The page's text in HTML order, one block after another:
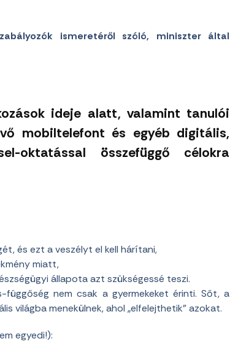
ismeretéről szóló, miniszter által
ideje alatt, valamint tanulói
mobiltelefont és egyéb digitális,
oktatással összefüggő célokra
és ezt a veszélyt el kell hárítani,
miatt,
állapota azt szükségessé teszi.
függőség nem csak a gyermekeket érinti. Sőt, a
világba menekülnek, ahol „elfelejthetik” azokat.
egyedi!):